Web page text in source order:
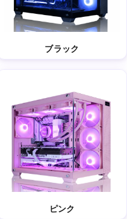
ブラック
ピンク